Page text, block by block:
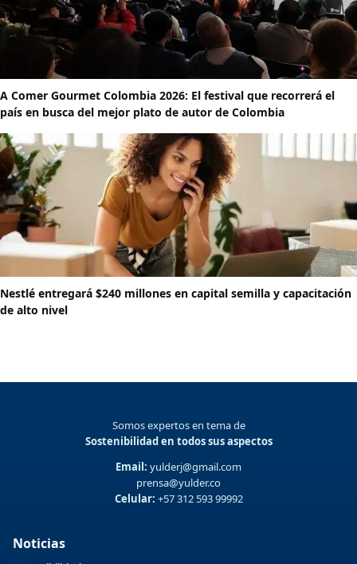
A Comer Gourmet Colombia 2026: El festival que recorrerá el
país en busca del mejor plato de autor de Colombia
Nestlé entregará $240 millones en capital semilla y capacitación
de alto nivel
Somos expertos en tema de
Sostenibilidad en todos sus aspectos
Email: yulderj@gmail.com
prensa@yulder.co
Celular: +57 312 593 99992
Noticias